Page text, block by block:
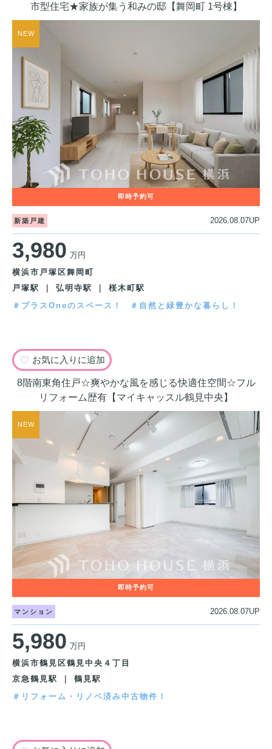
市型住宅★家族が集う和みの邸【舞岡町 1号棟】
新築戸建 2026.08.07UP
3,980 万円
横浜市戸塚区舞岡町
戸塚駅 ｜ 弘明寺駅 ｜ 桜木町駅
＃プラスOneのスペース！
＃自然と緑豊かな暮らし！
お気に入りに追加
8階南東角住戸☆爽やかな風を感じる快適住空間☆フル
リフォーム歴有【マイキャッスル鶴見中央】
マンション 2026.08.07UP
5,980 万円
横浜市鶴見区鶴見中央４丁目
京急鶴見駅 ｜ 鶴見駅
＃リフォーム・リノベ済み中古物件！